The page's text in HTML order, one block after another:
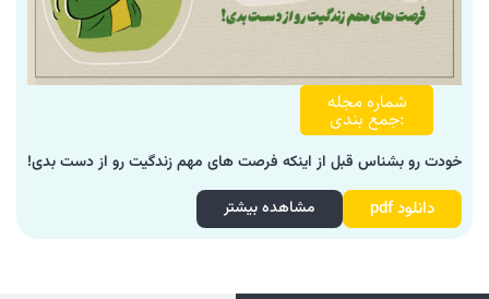
شماره مجله
:جمع بندی
خودت رو بشناس قبل از اینکه فرصت های مهم زندگیت رو از دست بدی!
دانلود pdf مشاهده بیشتر